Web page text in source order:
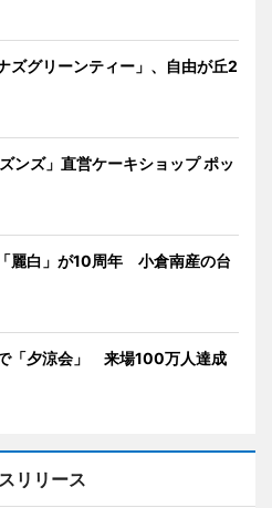
ズグリーンティー」、自由が丘2
ンズ」直営ケーキショップ ポッ
麗白」が10周年 小倉南産の台
「夕涼会」 来場100万人達成
リリース